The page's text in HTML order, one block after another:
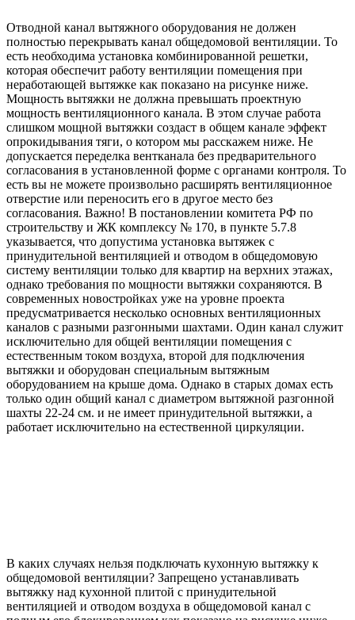
Отводной канал вытяжного оборудования не должен
полностью перекрывать канал общедомовой вентиляции. То
есть необходима установка комбинированной решетки,
которая обеспечит работу вентиляции помещения при
неработающей вытяжке как показано на рисунке ниже.
Мощность вытяжки не должна превышать проектную
мощность вентиляционного канала. В этом случае работа
слишком мощной вытяжки создаст в общем канале эффект
опрокидывания тяги, о котором мы расскажем ниже. Не
допускается переделка вентканала без предварительного
согласования в установленной форме с органами контроля. То
есть вы не можете произвольно расширять вентиляционное
отверстие или переносить его в другое место без
согласования. Важно! В постановлении комитета РФ по
строительству и ЖК комплексу № 170, в пункте 5.7.8
указывается, что допустима установка вытяжек с
принудительной вентиляцией и отводом в общедомовую
систему вентиляции только для квартир на верхних этажах,
однако требования по мощности вытяжки сохраняются. В
современных новостройках уже на уровне проекта
предусматривается несколько основных вентиляционных
каналов с разными разгонными шахтами. Один канал служит
исключительно для общей вентиляции помещения с
естественным током воздуха, второй для подключения
вытяжки и оборудован специальным вытяжным
оборудованием на крыше дома. Однако в старых домах есть
только один общий канал с диаметром вытяжной разгонной
шахты 22-24 см. и не имеет принудительной вытяжки, а
работает исключительно на естественной циркуляции.
В каких случаях нельзя подключать кухонную вытяжку к
общедомовой вентиляции? Запрещено устанавливать
вытяжку над кухонной плитой с принудительной
вентиляцией и отводом воздуха в общедомовой канал с